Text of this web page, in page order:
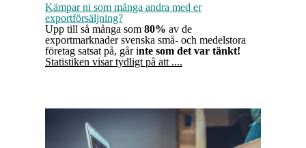
Kämpar ni som många andra med er
exportförsäljning?
Upp till så många som 80% av de
exportmarknader svenska små- och medelstora
företag satsat på, går inte som det var tänkt!
Statistiken visar tydligt på att ....